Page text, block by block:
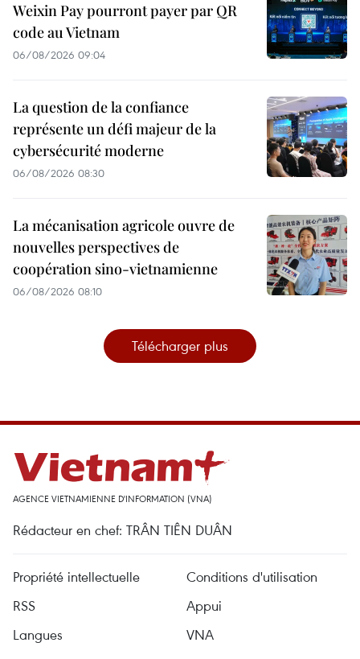
Weixin Pay pourront payer par QR
code au Vietnam
06/08/2026 09:04
La question de la confiance
représente un défi majeur de la
cybersécurité moderne
06/08/2026 08:30
La mécanisation agricole ouvre de
nouvelles perspectives de
coopération sino-vietnamienne
06/08/2026 08:10
Télécharger plus
AGENCE VIETNAMIENNE D'INFORMATION (VNA)
Rédacteur en chef: TRÂN TIÊN DUÂN
Propriété intellectuelle
Conditions d'utilisation
RSS
Appui
Langues
VNA